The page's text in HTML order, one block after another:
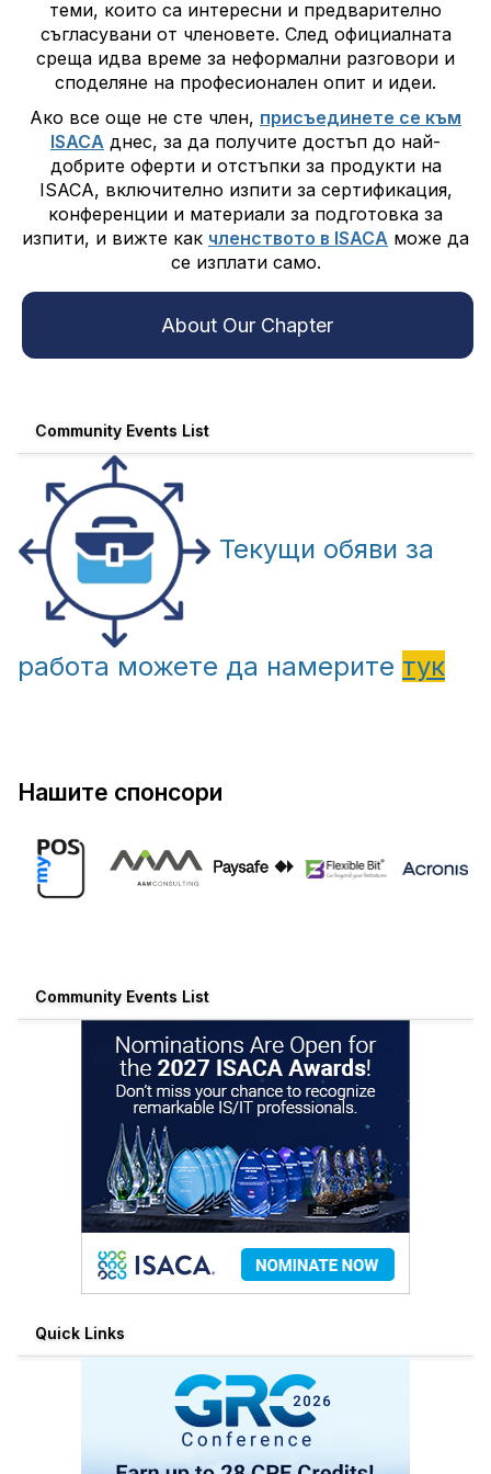
теми, които са интересни и предварително
съгласувани от членовете. След официалната
среща идва време за неформални разговори и
споделяне на професионален опит и идеи.
Ако все още не сте член, присъединете се към
ISACA днес, за да получите достъп до най-
добрите оферти и отстъпки за продукти на
ISACA, включително изпити за сертификация,
конференции и материали за подготовка за
изпити, и вижте как членството в ISACA може да
се изплати само.
About Our Chapter
Community Events List
Текущи обяви за
работа можете да намерите тук
Нашите спонсори
Community Events List
Quick Links